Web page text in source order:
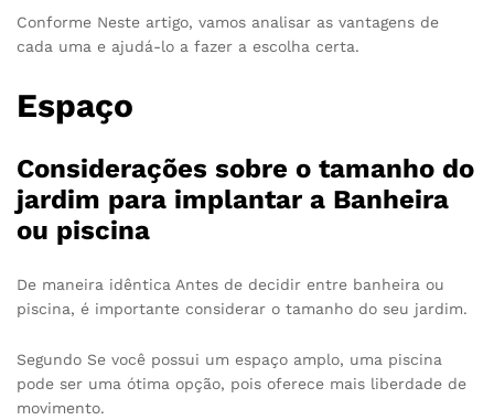
Conforme Neste artigo, vamos analisar as vantagens de
cada uma e ajudá-lo a fazer a escolha certa.
Espaço
Considerações sobre o tamanho do
jardim para implantar a Banheira
ou piscina
De maneira idêntica Antes de decidir entre banheira ou
piscina, é importante considerar o tamanho do seu jardim.
Segundo Se você possui um espaço amplo, uma piscina
pode ser uma ótima opção, pois oferece mais liberdade de
movimento.